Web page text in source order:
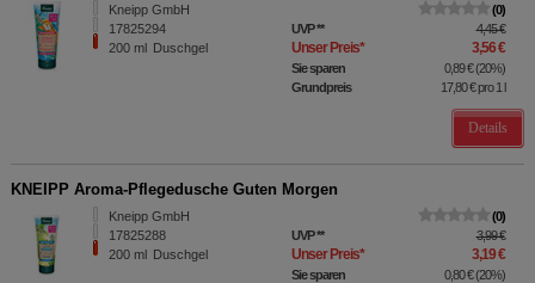
Kneipp GmbH
17825294
200 ml Duschgel
0
UVP** 4,45 €
Unser Preis* 3,56 €
Sie sparen 0,89 €(20%)
Grundpreis
17,80 €pro 1 l
Details
KNEIPP Aroma-Pflegedusche Guten Morgen
Kneipp GmbH
17825288
200 ml Duschgel
0
UVP** 3,99 €
Unser Preis* 3,19 €
Sie sparen 0,80 €(20%)